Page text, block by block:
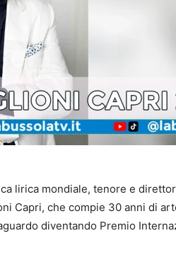
lirica mondiale, tenore e
Capri, che compie 30 anni di
diventando Premio